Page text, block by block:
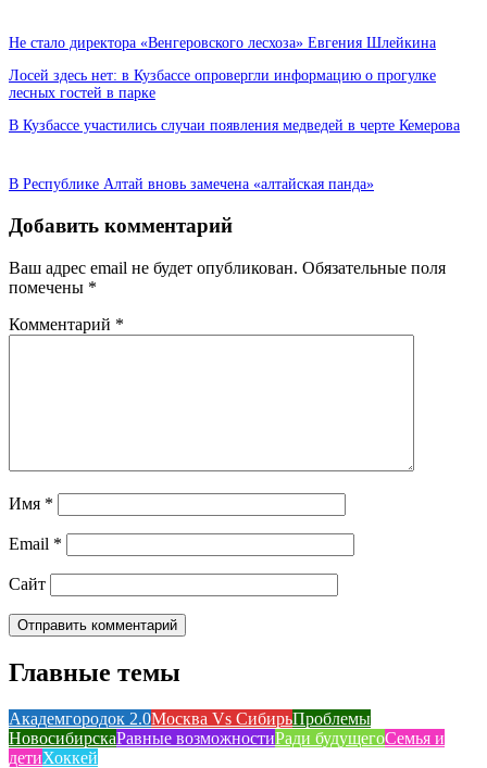
Не стало директора «Венгеровского лесхоза» Евгения Шлейкина
Лосей здесь нет: в Кузбассе опровергли информацию о прогулке
лесных гостей в парке
В Кузбассе участились случаи появления медведей в черте Кемерова
В Республике Алтай вновь замечена «алтайская панда»
Добавить комментарий
Ваш адрес email не будет опубликован. Обязательные поля
помечены *
Комментарий *
Имя *
Email *
Сайт
Главные темы
Академгородок 2.0Москва Vs СибирьПроблемы
НовосибирскаРавные возможностиРади будущегоСемья и
детиХоккей